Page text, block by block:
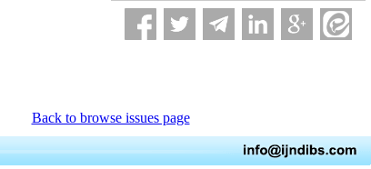
Back to browse issues page